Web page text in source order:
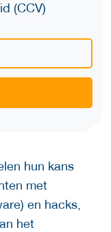
(CCV)
hun kans
met
en hacks,
het